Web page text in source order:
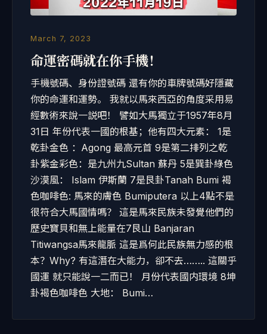
March 7, 2023
命運密碼就在你手機！
手機號碼、身份證號碼 還有你的車牌號碼好隱藏
你的命運和運勢。 我就以馬來西亞的角度采用易
經數術來說一説吧！ 譬如大馬獨立于1957年8月
31日 年份代表一國的根基；他有四大元素： 1是
乾卦金色 ：Agong 最高元首 9是第二排列之乾
卦紫金彩色：是九州九Sultan 蘇丹 5是巽卦綠色
沙漠風： Islam 伊斯蘭 7是艮卦Tanah Bumi 褐
色咖啡色: 馬來的膚色 Bumiputera 以上4點不是
很符合大馬國情嗎？ 這是馬來民族未發覺他們的
歷史寶貝和無上能量在7艮山 Banjaran
Titiwangsa馬來龍脈 這是爲何此民族無力感的根
本？Why? 有這潛在大能力，卻不去…….. 這關乎
國運 就只能說一二而已！ 月份代表國内環境 8坤
卦褐色咖啡色 大地： Bumi…